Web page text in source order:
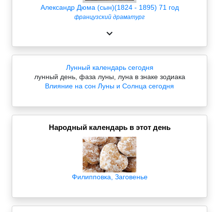
Александр Дюма (сын)(1824 - 1895) 71 год
французский драматург
Лунный календарь сегодня
лунный день, фаза луны, луна в знаке зодиака
Влияние на сон Луны и Солнца сегодня
Народный календарь в этот день
Филипповка, Заговенье